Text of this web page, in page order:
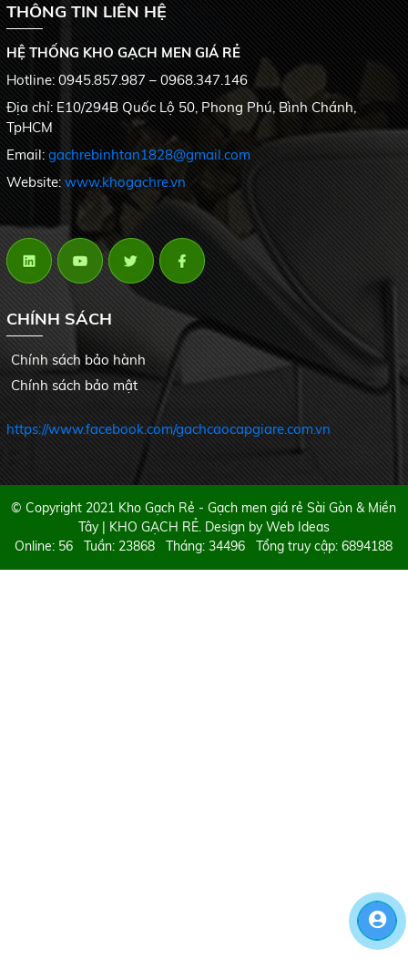
THÔNG TIN LIÊN HỆ
HỆ THỐNG KHO GẠCH MEN GIÁ RẺ
Hotline: 0945.857.987 – 0968.347.146
Địa chỉ: E10/294B Quốc Lộ 50, Phong Phú, Bình Chánh,
TpHCM
Email: gachrebinhtan1828@gmail.com
Website:www.khogachre.vn
CHÍNH SÁCH
Chính sách bảo hành
Chính sách bảo mật
https://www.facebook.com/gachcaocapgiare.com.vn
© Copyright 2021 Kho Gạch Rẻ - Gạch men giá rẻ Sài Gòn & Miền
Tây | KHO GẠCH RẺ. Design byWeb Ideas
Online: 56 Tuần: 23868 Tháng: 34496 Tổng truy cập: 6894188